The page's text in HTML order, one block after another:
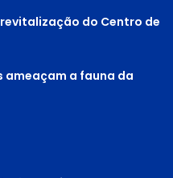
do Centro de
a fauna da